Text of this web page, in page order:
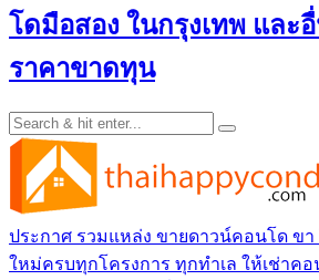
โดมือสอง ในกรุงเทพ และ
ราคาขาดทุน
ประกาศ รวมแหล่ง ขายดาวน์คอนโด ข
ใหม่ครบทุกโครงการ ทุกทำเล ให้เช่าค